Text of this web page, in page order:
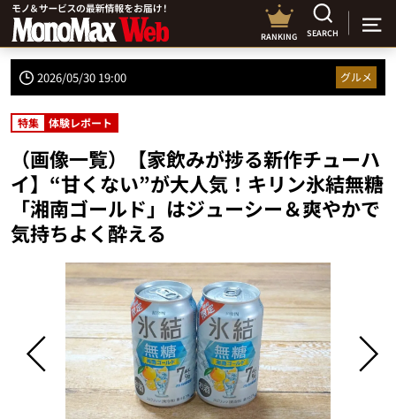
RANKING SEARCH
2026/05/30 19:00 グルメ
特集 体験レポート
（画像一覧）【家飲みが捗る新作チューハ
イ】“甘くない”が大人気！キリン氷結無糖
「湘南ゴールド」はジューシー＆爽やかで
気持ちよく酔える